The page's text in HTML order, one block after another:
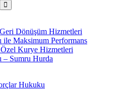
Dönüşüm Hizmetleri
ile Maksimum Performans
Kurye Hizmetleri
– Sumru Hurda
Hukuku